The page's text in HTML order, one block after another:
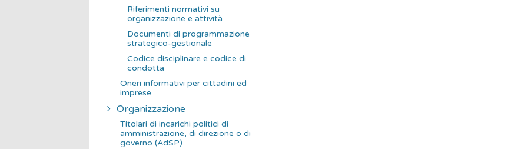
Riferimenti normativi su
organizzazione e attività
Documenti di programmazione
strategico-gestionale
Codice disciplinare e codice di
condotta
Oneri informativi per cittadini ed
imprese
Organizzazione
Titolari di incarichi politici di
amministrazione, di direzione o di
governo (AdSP)